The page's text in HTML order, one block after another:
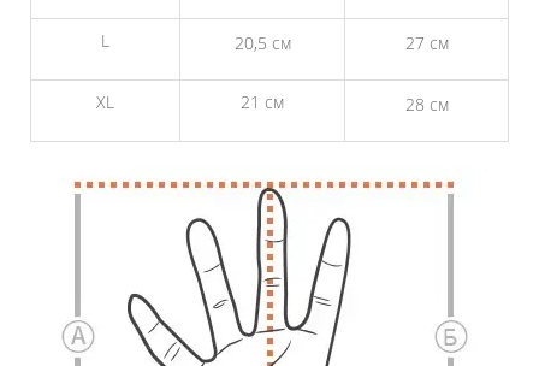
L 20,5 см 27 см
XL 21 см 28 см